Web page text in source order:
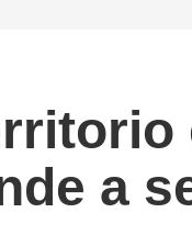
a